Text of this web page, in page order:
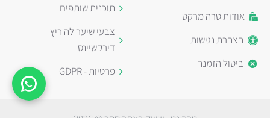
אודות טרה מרקט
הצהרת נגישות
ביטול הזמנה
תוכנית שותפים
צבעי שיער לה ריץ
דירקשיינס
פרטיות - GDPR